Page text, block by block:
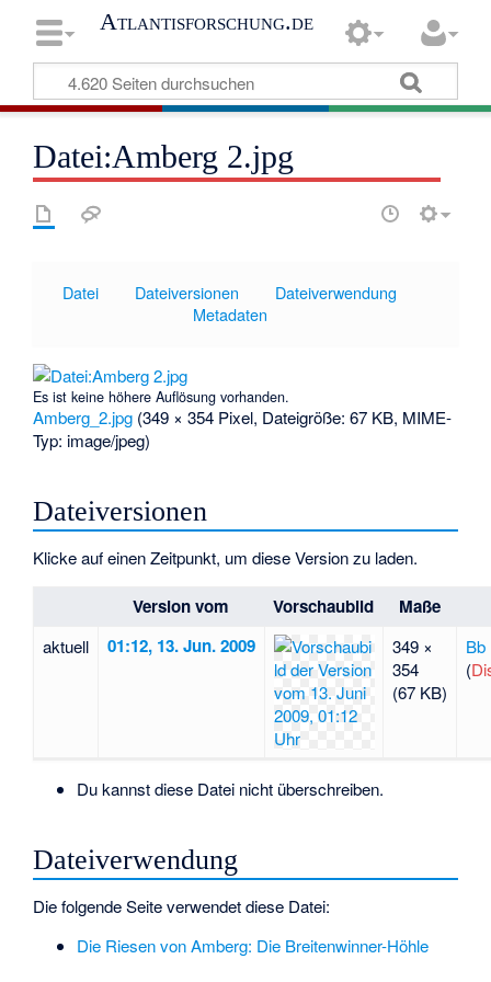
Atlantisforschung.de
Datei:Amberg 2.jpg
Datei Dateiversionen
Dateiverwendung
Metadaten
Es ist keine höhere Auflösung vorhanden.
Amberg_2.jpg (349 × 354 Pixel, Dateigröße: 67 KB, MIME-
Typ: image/jpeg)
Dateiversionen
Klicke auf einen Zeitpunkt, um diese Version zu laden.
Version vom Vorschaubild Maße
aktuell 01:12, 13. Jun. 2009
349 ×
354
(67 KB)
Bb
(
Du kannst diese Datei nicht überschreiben.
Dateiverwendung
Die folgende Seite verwendet diese Datei:
Die Riesen von Amberg: Die Breitenwinner-Höhle